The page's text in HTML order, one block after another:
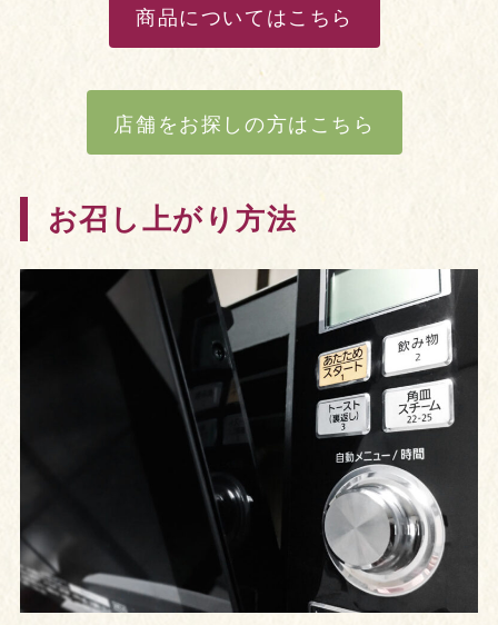
商品についてはこちら
店舗をお探しの方はこちら
お召し上がり方法